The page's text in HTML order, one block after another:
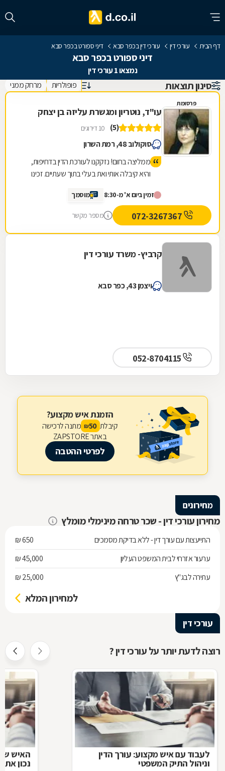
דף הבית עורכי דין עורכי דין בכפר סבא דיני ספורט בכפר סבא
דיני ספורט בכפר סבא
נמצאו 1 עורכי דין
סינון תוצאות פופולריות מרחק ממני
פרסומת
עו"ד, נוטריון ומגשרת עליזה בן יצחק
(5) 10 דירוגים
סוקולוב 48, רמת השרון
ממליצה בחום! נזקקנו לעורכת הדין בדחיפות,
והיא קיבלה אותי ואת בעלי בתוך שעתיים. זכינו
דופן. השירות היה מהיר, יעיל ואכפתי, והרגשנו
שאנחנו בידיים טובות. תודה רבה על כל העזרה
זמין ביום א' מ-8:30 מוסמך
מספר מקשר
קרביץ- משרד עורכי דין
ויצמן 43, כפר סבא
הזמנת איש מקצוע?
קיבלת 50
₪ מתנה לרכישה
באתר ZAPSTORE
לפרטי ההטבה
מחירונים
מחירון עורכי דין - שכר טרחה מינימלי מומלץ
התייעצות עם עורך דין - ללא בדיקת מסמכים
650 ₪
ערעור אזרחי לבית המשפט העליון
45,000 ₪
עתירה לבג"ץ
25,000 ₪
למחירון המלא
עורכי דין
רוצה לדעת יותר על עורכי דין ?
לעבוד עם איש מקצוע: עורך הדין
וניהול התיק המשפטי
האיש
נכון את